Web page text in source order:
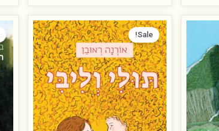
המחיר
הוא:
₪ 60.00.
Sale!
המחיר
המקורי
היה:
₪ 72.00.
המחיר
הנוכחי
הוא:
₪ 50.00.